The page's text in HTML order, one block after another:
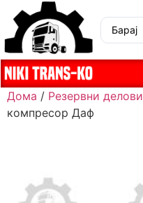
Дома / Резервни делови
компресор Даф